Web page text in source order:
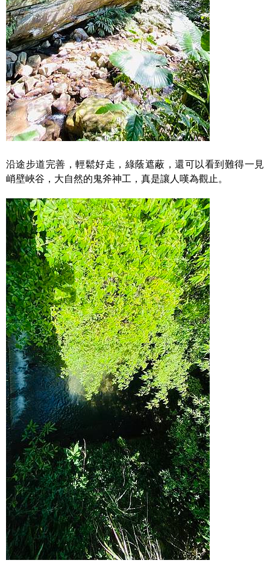
沿途步道完善，輕鬆好走，綠蔭遮蔽，還可以看到難得一見
峭壁峽谷，大自然的鬼斧神工，真是讓人嘆為觀止。